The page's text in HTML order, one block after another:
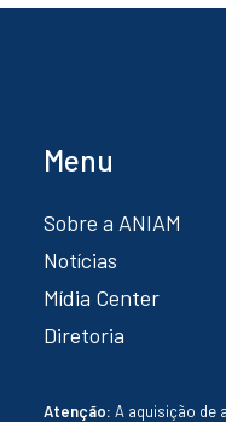
Menu
Sobre a ANIAM
Notícias
Mídia Center
Diretoria
Atenção: A aquisição de